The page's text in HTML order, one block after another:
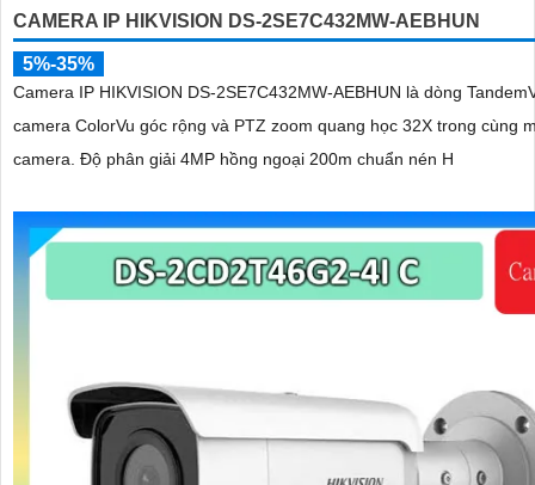
CAMERA IP HIKVISION DS-2SE7C432MW-AEBHUN
5%-35%
Camera IP HIKVISION DS-2SE7C432MW-AEBHUN là dòng
camera ColorVu góc rộng và PTZ zoom quang học 32X trong cùng
camera. Độ phân giải 4MP hồng ngoại 200m chuẩn nén H